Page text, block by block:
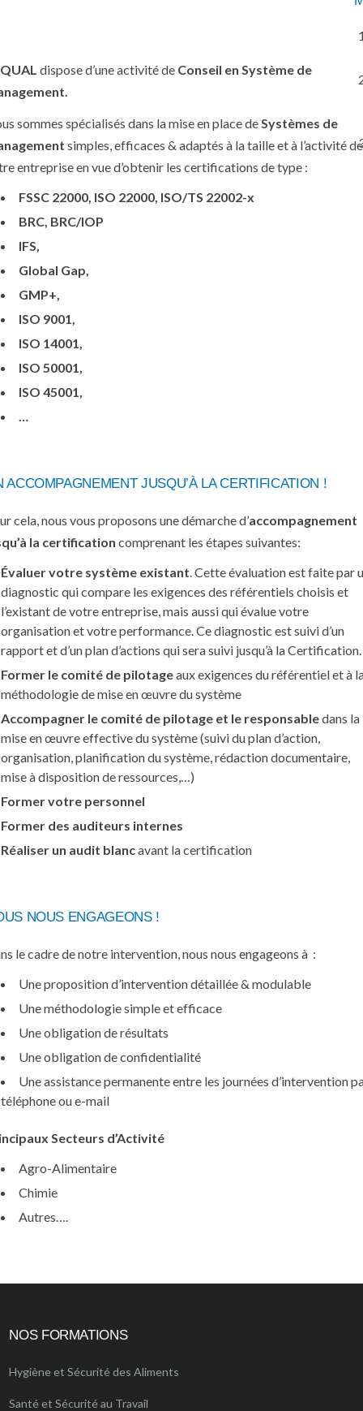
dispose d’une activité de Conseil en Système de
sommes spécialisés dans la mise en place de Systèmes de
simples, efficaces & adaptés à la taille et à l’activité de
entreprise en vue d’obtenir les certifications de type :
FSSC 22000, ISO 22000, ISO/TS 22002-x
BRC, BRC/IOP
IFS,
Global Gap,
GMP+,
ISO 9001,
ISO 14001,
ISO 50001,
ISO 45001,
ACCOMPAGNEMENT JUSQU’À LA CERTIFICATION !
cela, nous vous proposons une démarche d’accompagnement
la certification comprenant les étapes suivantes:
Évaluer votre système existant . Cette évaluation est faite par
diagnostic qui compare les exigences des référentiels choisis et
l’existant de votre entreprise, mais aussi qui évalue votre
organisation et votre performance. Ce diagnostic est suivi d’un
rapport et d’un plan d’actions qui sera suivi jusqu’à la Certification.
Former le comité de pilotageaux exigences du référentiel et à
méthodologie de mise en œuvre du système
Accompagner le comité de pilotage et le responsabledans la
mise en œuvre effective du système (suivi du plan d’action,
organisation, planification du système, rédaction documentaire,
mise à disposition de ressources,…)
Former votre personnel
Former des auditeurs internes
Réaliser un audit blancavant la certification
NOUS ENGAGEONS !
le cadre de notre intervention, nous nous engageons à :
Une proposition d’intervention détaillée & modulable
Une méthodologie simple et efficace
Une obligation de résultats
Une obligation de confidentialité
Une assistance permanente entre les journées d’intervention
téléphone ou e-mail
Secteurs d’Activité
Agro-Alimentaire
Chimie
Autres….
NOS FORMATIONS
Hygiène et Sécurité des Aliments
Santé et Sécurité au Travail